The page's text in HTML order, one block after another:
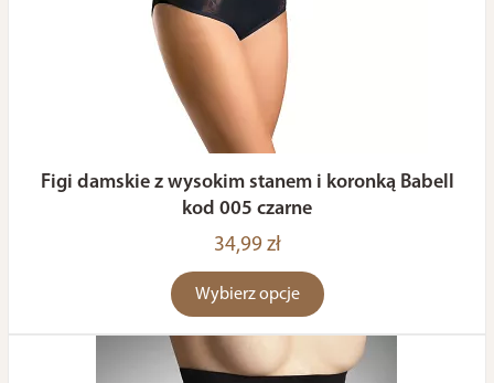
Figi damskie z wysokim stanem i koronką Babell
kod 005 czarne
34,99 zł
Wybierz opcje